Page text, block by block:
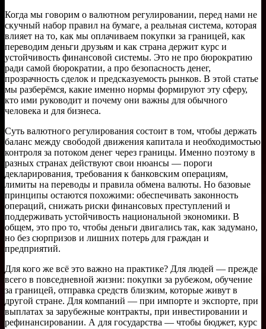
Когда мы говорим о валютном регулировании, перед нами не
скучный набор правил на бумаге, а реальная система, которая
влияет на то, как мы оплачиваем покупки за границей, как
переводим деньги друзьям и как страна держит курс и
устойчивость финансовой системы. Это не про бюрократию
ради самой бюрократии, а про безопасность денег,
прозрачность сделок и предсказуемость рынков. В этой статье
мы разберёмся, какие именно нормы формируют эту сферу,
кто ими руководит и почему они важны для обычного
человека и для бизнеса.
Суть валютного регулирования состоит в том, чтобы держать
баланс между свободой движения капитала и необходимостью
контроля за потоком денег через границы. Именно поэтому в
разных странах действуют свои нюансы — пороги
декларирования, требования к банковским операциям,
лимиты на переводы и правила обмена валюты. Но базовые
принципы остаются похожими: обеспечивать законность
операций, снижать риски финансовых преступлений и
поддерживать устойчивость национальной экономики. В
общем, это про то, чтобы деньги двигались так, как задумано,
но без сюрпризов и лишних потерь для граждан и
предприятий.
Для кого же всё это важно на практике? Для людей — прежде
всего в повседневной жизни: покупки за рубежом, обучение
за границей, отправка средств близким, которые живут в
другой стране. Для компаний — при импорте и экспорте, при
выплатах за зарубежные контракты, при инвестировании и
рефинансировании. А для государства — чтобы бюджет, курс